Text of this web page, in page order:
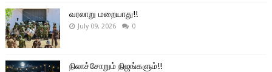
வரலாறு மறையாது!!
July 09, 2026 0
நிலாச்சோறும் நிஜங்களும்!!